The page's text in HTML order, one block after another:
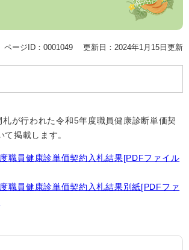
ページID：0001049 更新日：2024年1月15日更新
が行われた令和5年度職員健康診断単価契
掲載します。
職員健康診単価契約入札結果[PDFファイル
職員健康診単価契約入札結果別紙[PDFファ